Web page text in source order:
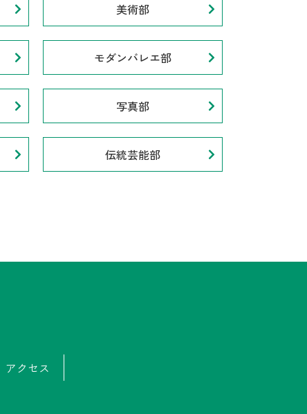
美術部
モダンバレエ部
写真部
伝統芸能部
アクセス